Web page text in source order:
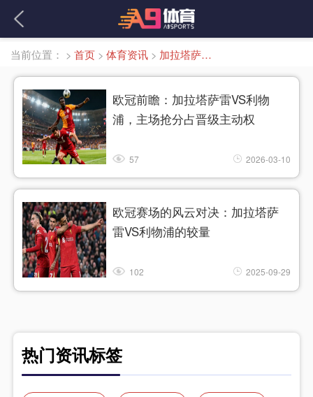
当前位置： > 首页 > 体育资讯 > 加拉塔萨雷VS利物浦直播
欧冠前瞻：加拉塔萨雷VS利物
浦，主场抢分占晋级主动权
57 2026-03-10
欧冠赛场的风云对决：加拉塔萨
雷VS利物浦的较量
102 2025-09-29
热门资讯标签